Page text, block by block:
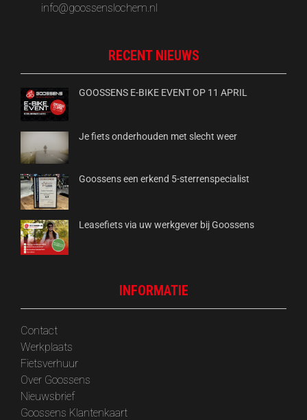
info@goossenslochem.nl
RECENT NIEUWS
GOOSSENS E-BIKE EVENT OP 11 APRIL
Je fiets onderhouden met slecht weer
Goossens een erkend 5-sterrenspecialist
Leasefiets via uw werkgever bij Goossens
INFORMATIE
Contact
Werkplaats
Fietsverhuur
Over Goossens
‎Nieuwsbrief
Goossens Klantenkaart